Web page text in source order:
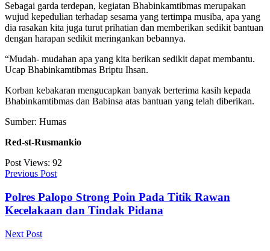
Sebagai garda terdepan, kegiatan Bhabinkamtibmas merupakan
wujud kepedulian terhadap sesama yang tertimpa musiba, apa yang
dia rasakan kita juga turut prihatian dan memberikan sedikit bantuan
dengan harapan sedikit meringankan bebannya.
“Mudah- mudahan apa yang kita berikan sedikit dapat membantu.
Ucap Bhabinkamtibmas Briptu Ihsan.
Korban kebakaran mengucapkan banyak berterima kasih kepada
Bhabinkamtibmas dan Babinsa atas bantuan yang telah diberikan.
Sumber: Humas
Red-st-Rusmankio
Post Views: 92
Previous Post
Polres Palopo Strong Poin Pada Titik Rawan
Kecelakaan dan Tindak Pidana
Next Post